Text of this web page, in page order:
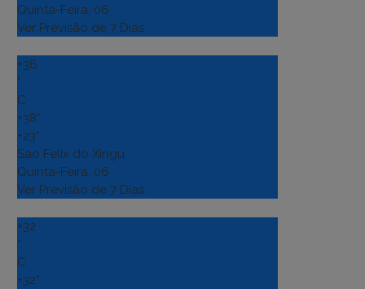
Quinta-Feira, 06
Ver Previsão de 7 Dias
+36
°
C
+38°
+23°
Sao Felix do Xingu
Quinta-Feira, 06
Ver Previsão de 7 Dias
+32
°
C
+32°